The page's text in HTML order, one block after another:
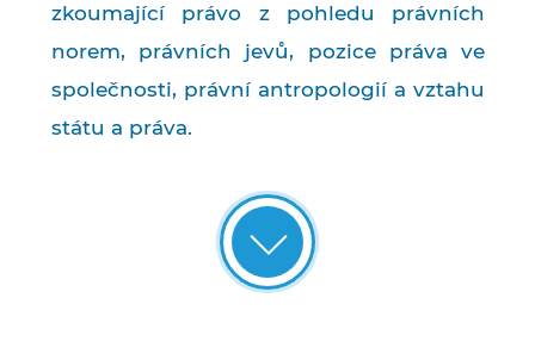
zkoumající právo z pohledu právních
norem, právních jevů, pozice práva ve
společnosti, právní antropologií a vztahu
státu a práva.